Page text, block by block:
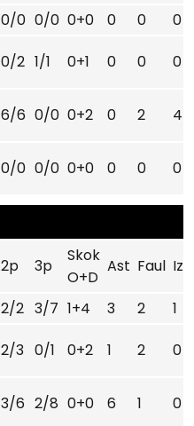
0/0 0/0 0+0 0 0
0
0/2 1/1 0+1 0 0 0
6/6 0/0 0+2 0 2 4
0/0 0/0 0+0 0 0 0
2p 3p
Skok
O+D
Ast Faul Izg
2/2 3/7 1+4 3 2
1
2/3 0/1 0+2 1 2 0
3/6 2/8 0+0 6 1 0